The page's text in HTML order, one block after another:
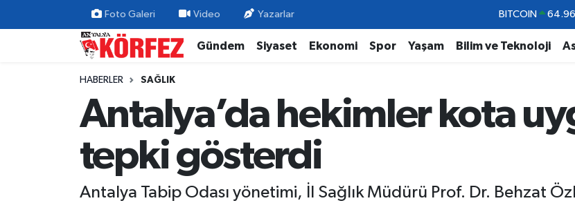
Foto Galeri Video Yazarlar DOLAR
EURO
BİST100
Gündem Siyaset Ekonomi Spor Yaşam Bilim ve Teknoloji
HABERLER SAĞLIK
Antalya’da hekimler kota
tepki gösterdi
Antalya Tabip Odası yönetimi, İl Sağlık Müdürü Prof. Dr. Behzat
Gündem
Yerel Yönetim
Ekonomi
Nöbetçi Eczaneler
Trafik Durumu
Süper Lig Puan Durumu ve Fikstür
Tüm Manşetler